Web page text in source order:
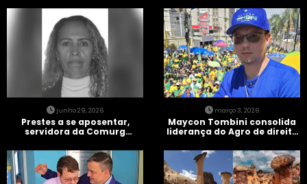
junho 29, 2026
Prestes a se aposentar,
servidora da Comurg
entra em protocolo de
morte encefálica
março 3, 2026
Maycon Tombini consolida
liderança do Agro de direita
Brasil” em Goiânia